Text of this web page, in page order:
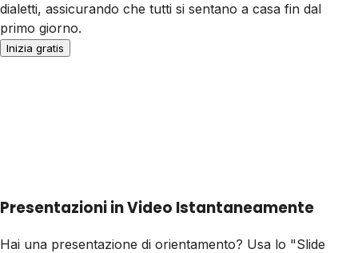
dialetti, assicurando che tutti si sentano a casa fin dal
primo giorno.
Inizia gratis
Presentazioni in Video Istantaneamente
Hai una presentazione di orientamento? Usa lo "Slide